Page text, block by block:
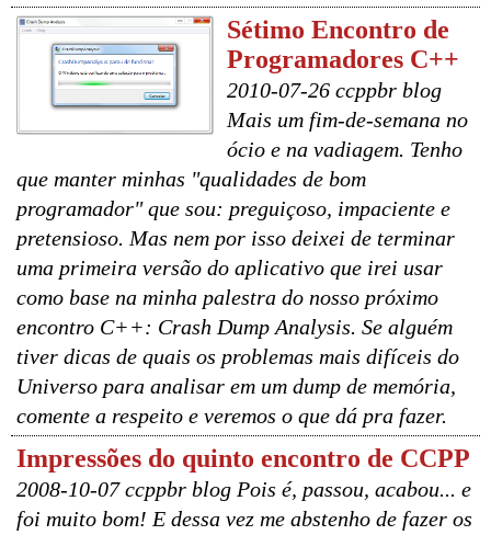
Sétimo Encontro de
Programadores C++
2010-07-26 ccppbr blog
Mais um fim-de-semana no
ócio e na vadiagem. Tenho
que manter minhas "qualidades de bom
programador" que sou: preguiçoso, impaciente e
pretensioso. Mas nem por isso deixei de terminar
uma primeira versão do aplicativo que irei usar
como base na minha palestra do nosso próximo
encontro C++: Crash Dump Analysis. Se alguém
tiver dicas de quais os problemas mais difíceis do
Universo para analisar em um dump de memória,
comente a respeito e veremos o que dá pra fazer.
Impressões do quinto encontro de CCPP
2008-10-07 ccppbr blog Pois é, passou, acabou... e
foi muito bom! E dessa vez me abstenho de fazer os